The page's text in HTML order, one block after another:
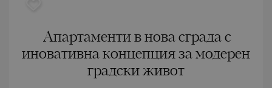
Апартаменти в нова сграда с
иновативна концепция за модерен
градски живот